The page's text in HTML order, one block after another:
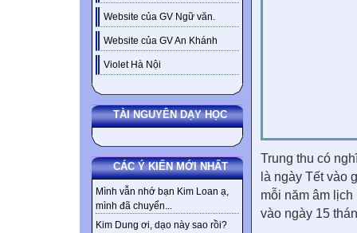
Website của GV Ngữ văn.
Website của GV An Khánh
Violet Hà Nội
TÀI NGUYÊN DẠY HỌC
CÁC Ý KIẾN MỚI NHẤT
Mình vẫn nhớ bạn Kim Loan ạ,
mình đã chuyển...
Kim Dung ơi, dạo này sao rồi?
Trung thu có
là ngày Tết vào
mỗi năm âm
vào ngày 15